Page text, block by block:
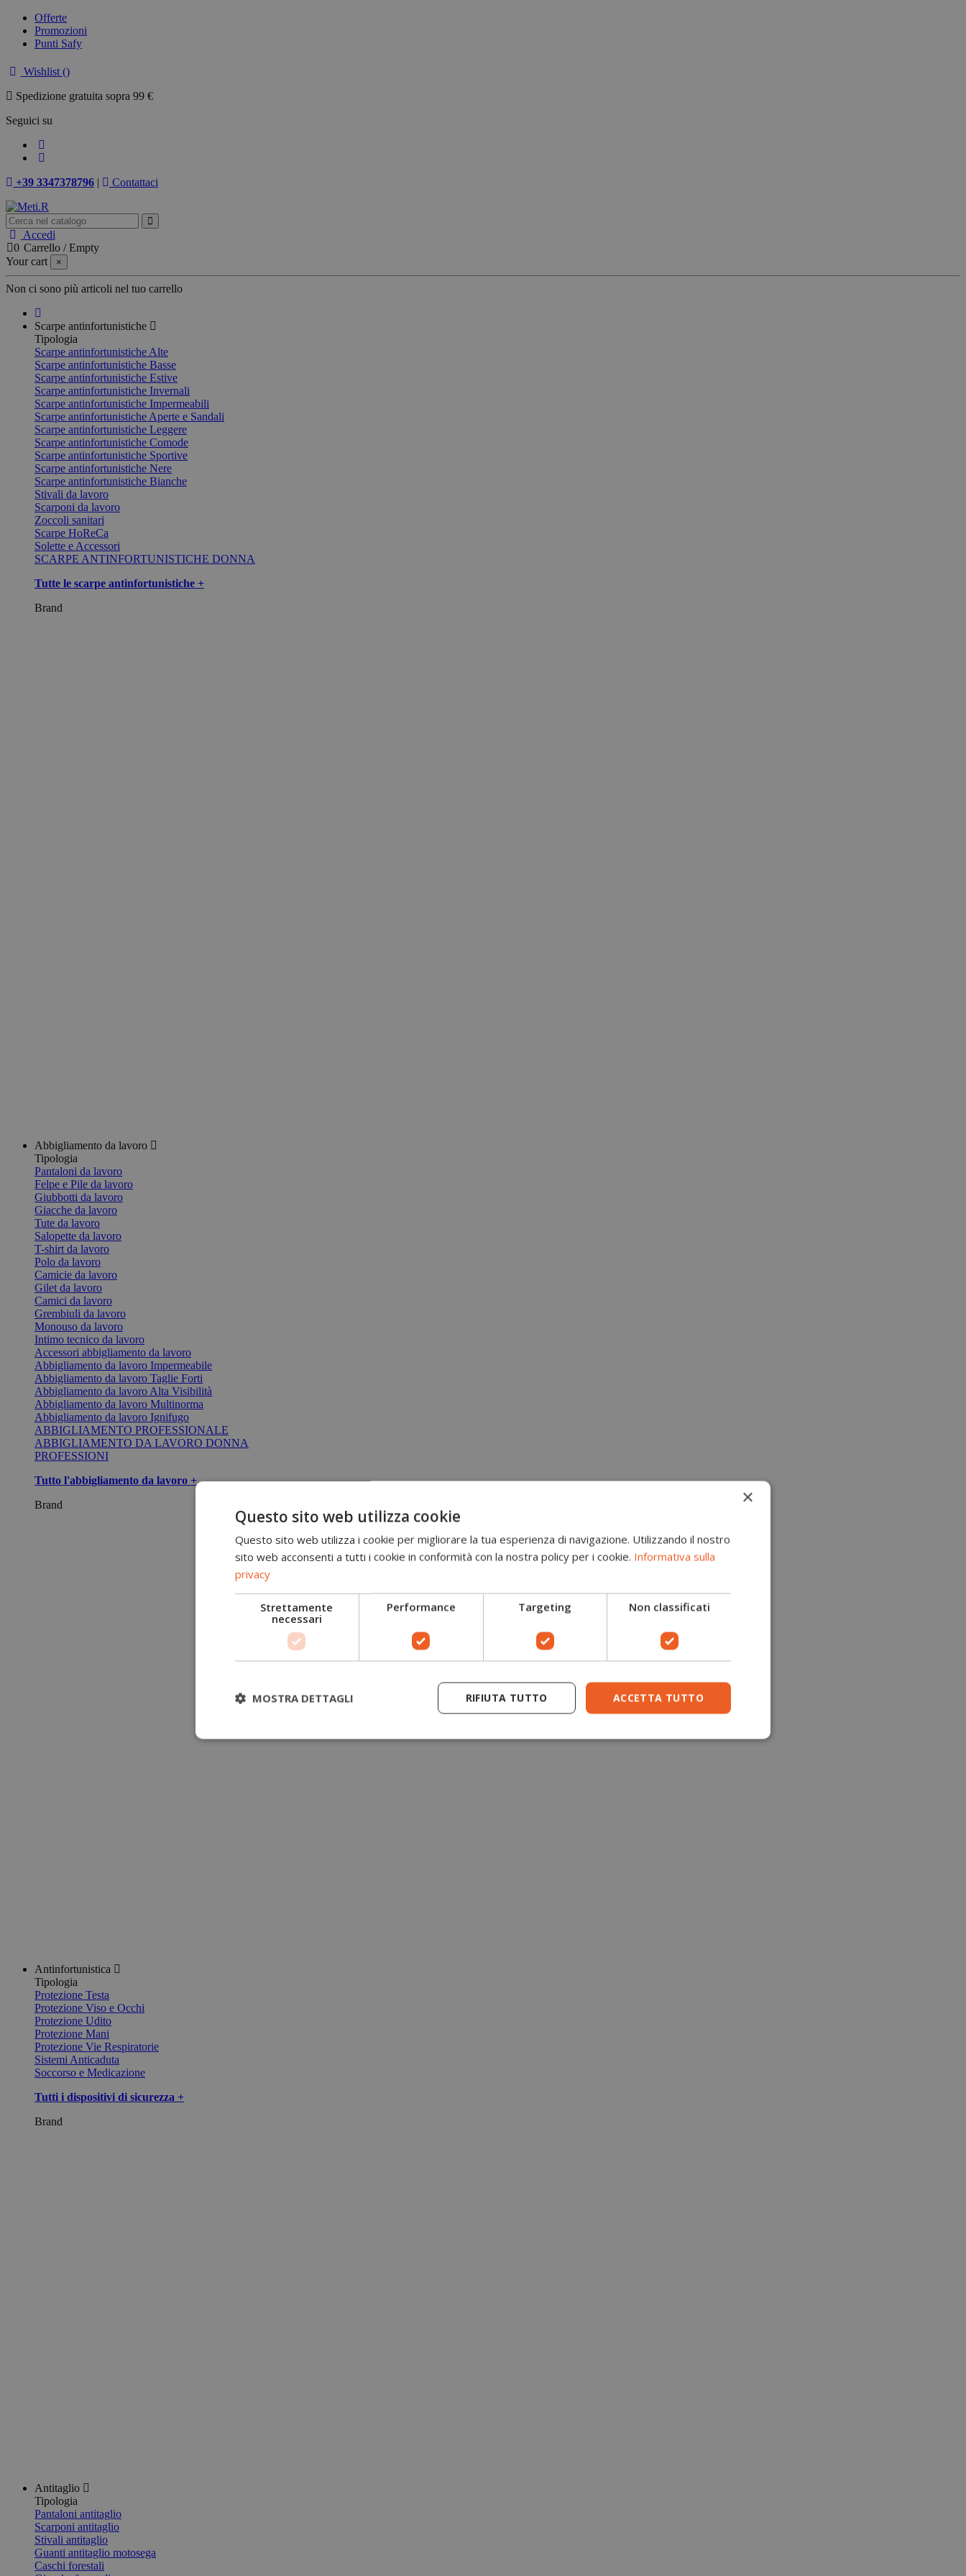
Offerte
Promozioni
Punti Safy
Wishlist ()
Spedizione gratuita sopra 99 €
Seguici su
+39 3347378796 | Contattaci
Accedi
0 Carrello /Empty
Your cart
×
Non ci sono più articoli nel tuo carrello
Scarpe antinfortunistiche
Tipologia
Scarpe antinfortunistiche Alte
Scarpe antinfortunistiche Basse
Scarpe antinfortunistiche Estive
Scarpe antinfortunistiche Invernali
Scarpe antinfortunistiche Impermeabili
Scarpe antinfortunistiche Aperte e Sandali
Scarpe antinfortunistiche Leggere
Scarpe antinfortunistiche Comode
Scarpe antinfortunistiche Sportive
Scarpe antinfortunistiche Nere
Scarpe antinfortunistiche Bianche
Stivali da lavoro
Scarponi da lavoro
Zoccoli sanitari
Scarpe HoReCa
Solette e Accessori
SCARPE ANTINFORTUNISTICHE DONNA
Tutte le scarpe antinfortunistiche +
Brand
Abbigliamento da lavoro
Tipologia
Pantaloni da lavoro
Felpe e Pile da lavoro
Giubbotti da lavoro
Giacche da lavoro
Tute da lavoro
Salopette da lavoro
T-shirt da lavoro
Polo da lavoro
Camicie da lavoro
Gilet da lavoro
Camici da lavoro
Grembiuli da lavoro
Monouso da lavoro
Intimo tecnico da lavoro
Accessori abbigliamento da lavoro
Abbigliamento da lavoro Impermeabile
Abbigliamento da lavoro Taglie Forti
Abbigliamento da lavoro Alta Visibilità
Abbigliamento da lavoro Multinorma
Abbigliamento da lavoro Ignifugo
ABBIGLIAMENTO PROFESSIONALE
ABBIGLIAMENTO DA LAVORO DONNA
PROFESSIONI
Tutto l'abbigliamento da lavoro +
Brand
Antinfortunistica
Tipologia
Protezione Testa
Protezione Viso e Occhi
Protezione Udito
Protezione Mani
Protezione Vie Respiratorie
Sistemi Anticaduta
Soccorso e Medicazione
Tutti i dispositivi di sicurezza +
Brand
Antitaglio
Tipologia
Pantaloni antitaglio
Scarponi antitaglio
Stivali antitaglio
Guanti antitaglio motosega
Caschi forestali
×
Questo sito web utilizza cookie
Questo sito web utilizza i cookie per migliorare la tua esperienza di navigazione. Utilizzando il nostro
sito web acconsenti a tutti i cookie in conformità con la nostra policy per i cookie. Informativa sulla
privacy
Strettamente
necessari
Performance Targeting Non classificati
ACCETTA TUTTO
RIFIUTA TUTTO
MOSTRA DETTAGLI